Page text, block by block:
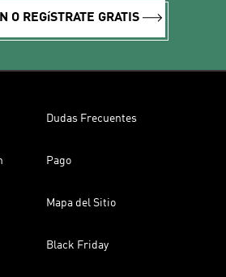
O REGíSTRATE GRATIS
Dudas Frecuentes
Pago
Mapa del Sitio
Black Friday